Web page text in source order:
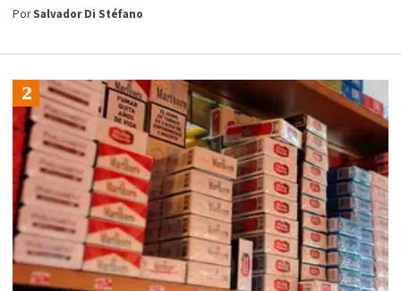
PorSalvador Di Stéfano